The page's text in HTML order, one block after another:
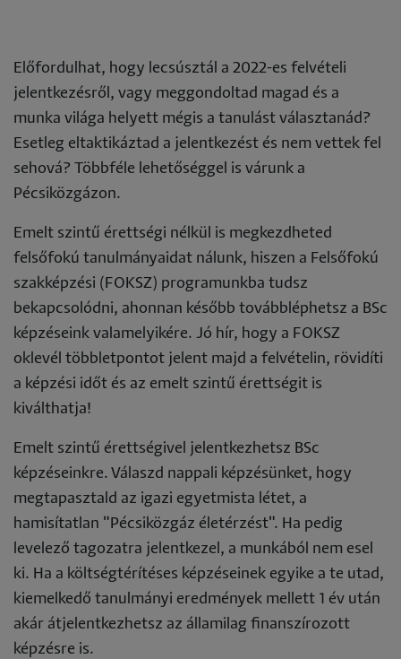
Előfordulhat, hogy lecsúsztál a 2022-es felvételi
jelentkezésről, vagy meggondoltad magad és a
munka világa helyett mégis a tanulást választanád?
Esetleg eltaktikáztad a jelentkezést és nem vettek fel
sehová? Többféle lehetőséggel is várunk a
Pécsiközgázon.
Emelt szintű érettségi nélkül is megkezdheted
felsőfokú tanulmányaidat nálunk, hiszen a Felsőfokú
szakképzési (FOKSZ) programunkba tudsz
bekapcsolódni, ahonnan később továbbléphetsz a BSc
képzéseink valamelyikére. Jó hír, hogy a FOKSZ
oklevél többletpontot jelent majd a felvételin, rövidíti
a képzési időt és az emelt szintű érettségit is
kiválthatja!
Emelt szintű érettségivel jelentkezhetsz BSc
képzéseinkre. Válaszd nappali képzésünket, hogy
megtapasztald az igazi egyetmista létet, a
hamisítatlan "Pécsiközgáz életérzést". Ha pedig
levelező tagozatra jelentkezel, a munkából nem esel
ki. Ha a költségtérítéses képzéseinek egyike a te utad,
kiemelkedő tanulmányi eredmények mellett 1 év után
akár átjelentkezhetsz az államilag finanszírozott
képzésre is.